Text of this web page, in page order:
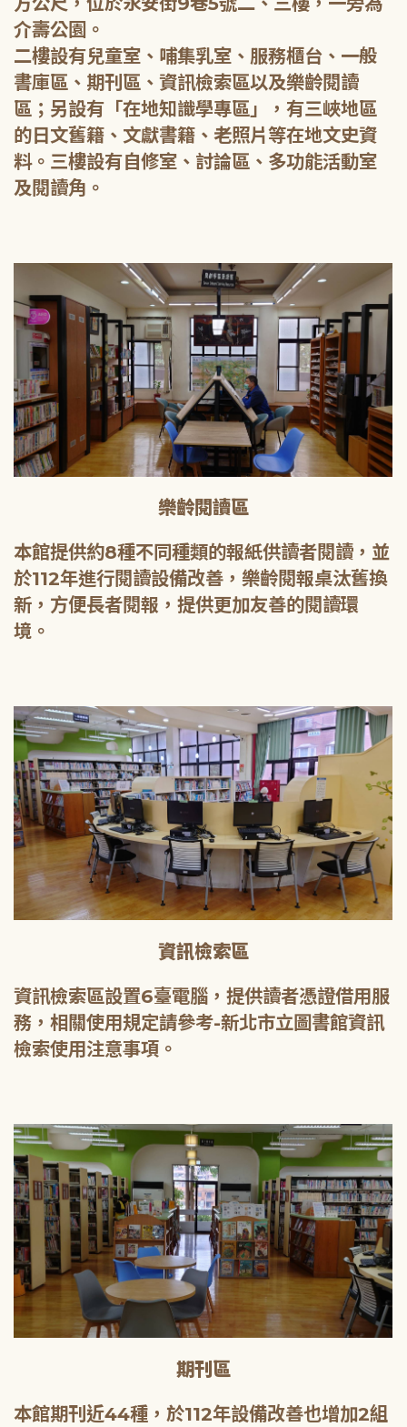
介壽公園。
二樓設有兒童室、哺集乳室、服務櫃台、一般
書庫區、期刊區、資訊檢索區以及樂齡閱讀
區；另設有「在地知識學專區」，有三峽地區
的日文舊籍、文獻書籍、老照片等在地文史資
料。三樓設有自修室、討論區、多功能活動室
及閱讀角。
樂齡閱讀區
本館提供約8種不同種類的報紙供讀者閱讀，並
於112年進行閱讀設備改善，樂齡閱報桌汰舊換
新，方便長者閱報，提供更加友善的閱讀環
境。
資訊檢索區
資訊檢索區設置6臺電腦，提供讀者憑證借用服
務，相關使用規定請參考-新北市立圖書館資訊
檢索使用注意事項。
期刊區
本館期刊近44種，於112年設備改善也增加2組